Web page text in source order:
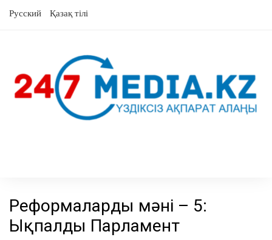
Русский Қазақ тілі
Реформалардың мәні – 5:
Ықпалды Парламент